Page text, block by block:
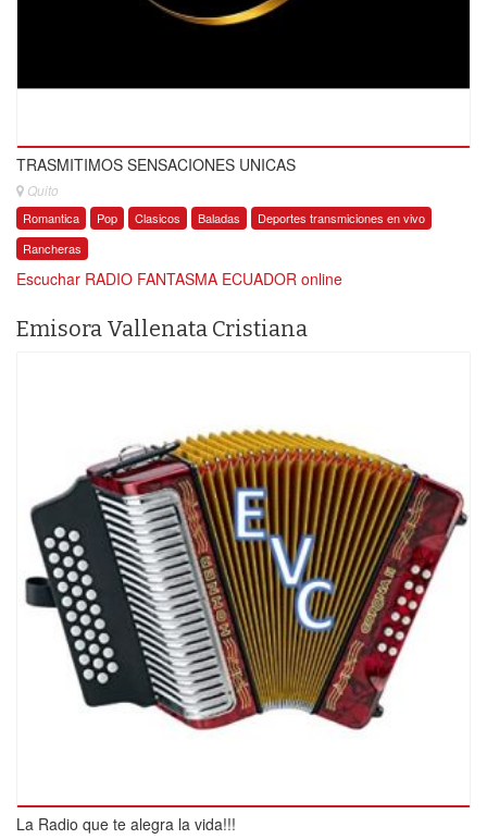
TRASMITIMOS SENSACIONES UNICAS
Quito
Romantica Pop Clasicos Baladas
Deportes transmiciones en vivo
Rancheras
Escuchar RADIO FANTASMA ECUADOR online
Emisora Vallenata Cristiana
La Radio que te alegra la vida!!!